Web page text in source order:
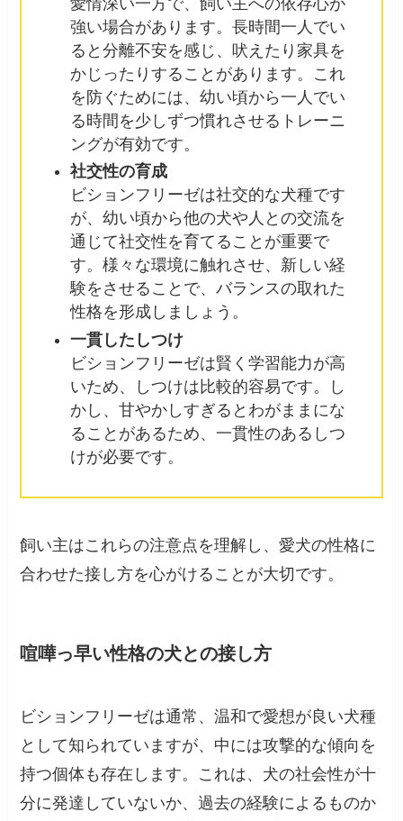
強い場合があります。長時間一人でい
ると分離不安を感じ、吠えたり家具を
かじったりすることがあります。これ
を防ぐためには、幼い頃から一人でい
る時間を少しずつ慣れさせるトレーニ
ングが有効です。
社交性の育成
ビションフリーゼは社交的な犬種です
が、幼い頃から他の犬や人との交流を
通じて社交性を育てることが重要で
す。様々な環境に触れさせ、新しい経
験をさせることで、バランスの取れた
性格を形成しましょう。
一貫したしつけ
ビションフリーゼは賢く学習能力が高
いため、しつけは比較的容易です。し
かし、甘やかしすぎるとわがままにな
ることがあるため、一貫性のあるしつ
けが必要です。
飼い主はこれらの注意点を理解し、愛犬の性格に
合わせた接し方を心がけることが大切です。
喧嘩っ早い性格の犬との接し方
ビションフリーゼは通常、温和で愛想が良い犬種
として知られていますが、中には攻撃的な傾向を
持つ個体も存在します。これは、犬の社会性が十
分に発達していないか、過去の経験によるものか